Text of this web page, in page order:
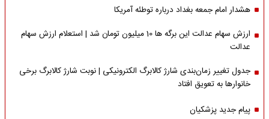
هشدار امام جمعه بغداد درباره توطئه آمریکا
ارزش سهام عدالت این برگه ها 10 میلیون تومان شد | استعلام ارزش سهام
عدالت
جدول تغییر زمان‌بندی شارژ کالابرگ الکترونیکی | نوبت شارژ کالابرگ برخی
خانوارها به تعویق افتاد
پیام جدید پزشکیان